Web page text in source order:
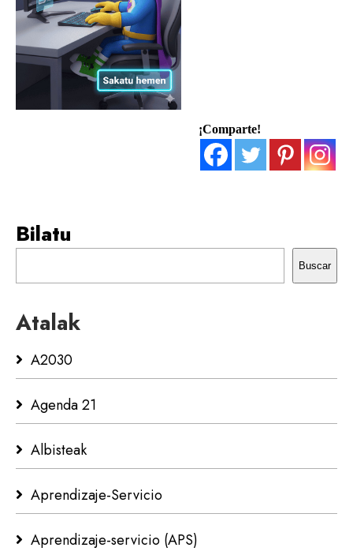
¡Comparte!
Bilatu
Buscar
Atalak
A2030
Agenda 21
Albisteak
Aprendizaje-Servicio
Aprendizaje-servicio (APS)